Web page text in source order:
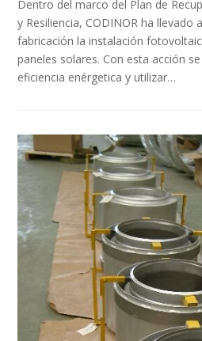
Dentro del marco del Plan de
y Resiliencia, CODINOR ha llevado
fabricación la instalación
paneles solares. Con esta acción
eficiencia enérgetica y utilizar…